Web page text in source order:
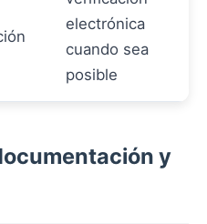
electrónica
cuando sea
posible
y